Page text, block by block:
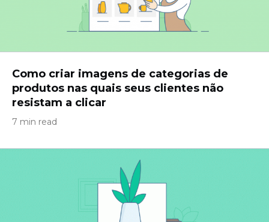
Como criar imagens de categorias de
produtos nas quais seus clientes não
resistam a clicar
7 min read